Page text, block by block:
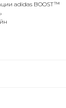
adidas BOOST™